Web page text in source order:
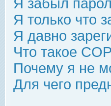
Я забыл
Я только что
Я давно
Что такое
Почему я не
Для чего